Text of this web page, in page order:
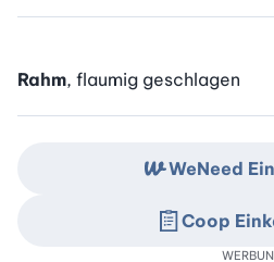
Rahm, flaumig geschlagen
WeNeed
Coop